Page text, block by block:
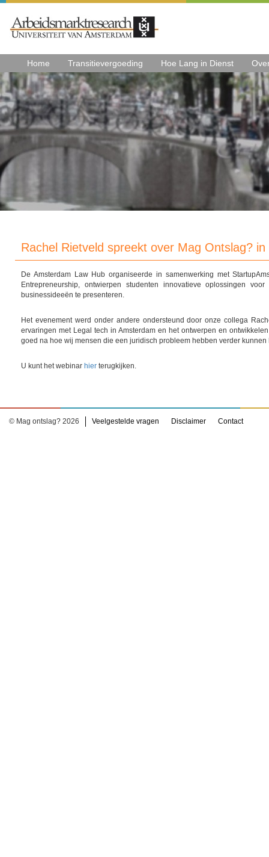
Home Transitievergoeding Hoe Lang in Dienst
Rachel Rietveld spreekt over Mag Ontslag?
De Amsterdam Law Hub organiseerde in samenwerking met
Entrepreneurship, ontwierpen studenten innovatieve oplossingen
businessideeën te presenteren.
Het evenement werd onder andere ondersteund door onze collega
ervaringen met Legal tech in Amsterdam en het ontwerpen en
goed na hoe wij mensen die een juridisch probleem hebben verder
U kunt het webinar hier terugkijken.
© Mag ontslag? 2026 Veelgestelde vragen Disclaimer Contact